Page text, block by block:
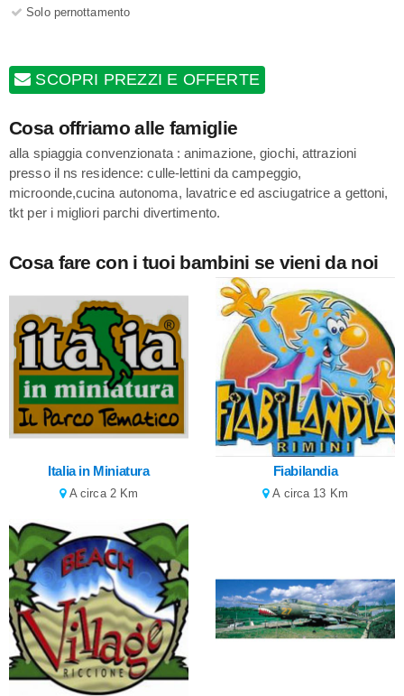
Solo pernottamento
SCOPRI PREZZI E OFFERTE
Cosa offriamo alle famiglie
alla spiaggia convenzionata : animazione, giochi, attrazioni
presso il ns residence: culle-lettini da campeggio,
microonde,cucina autonoma, lavatrice ed asciugatrice a gettoni,
tkt per i migliori parchi divertimento.
Cosa fare con i tuoi bambini se vieni da noi
Italia in Miniatura
A circa 2 Km
Fiabilandia
A circa 13 Km